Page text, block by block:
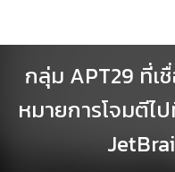
กลุ่ม APT29 ที่เ
หมายการโจมตีไ